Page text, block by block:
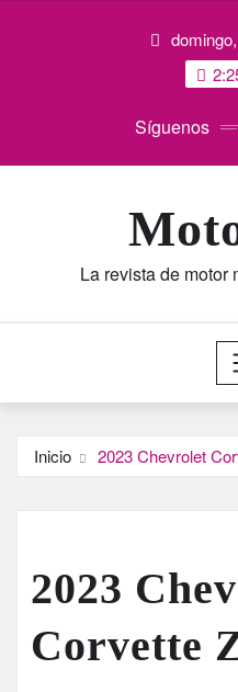
Síguenos
La revista de motor
Inicio 2023 Chevrolet
2023
Corvette